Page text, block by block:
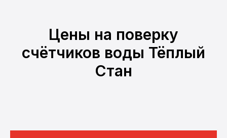
Цены на поверку
счётчиков воды Тёплый
Стан